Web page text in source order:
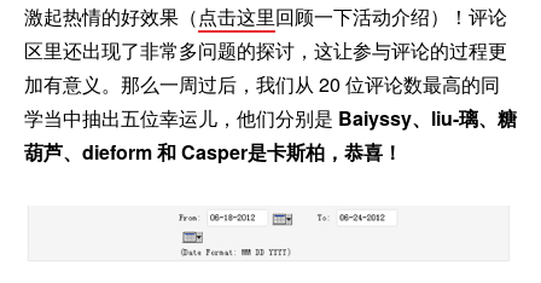
激起热情的好效果（点击这里回顾一下活动介绍）！评论
区里还出现了非常多问题的探讨，这让参与评论的过程更
加有意义。那么一周过后，我们从 20 位评论数最高的同
学当中抽出五位幸运儿，他们分别是 Baiyssy、liu-璃、糖
葫芦、dieform 和 Casper是卡斯柏，恭喜！